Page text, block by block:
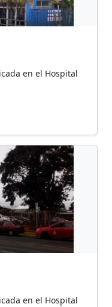
en el Hospital
en el Hospital